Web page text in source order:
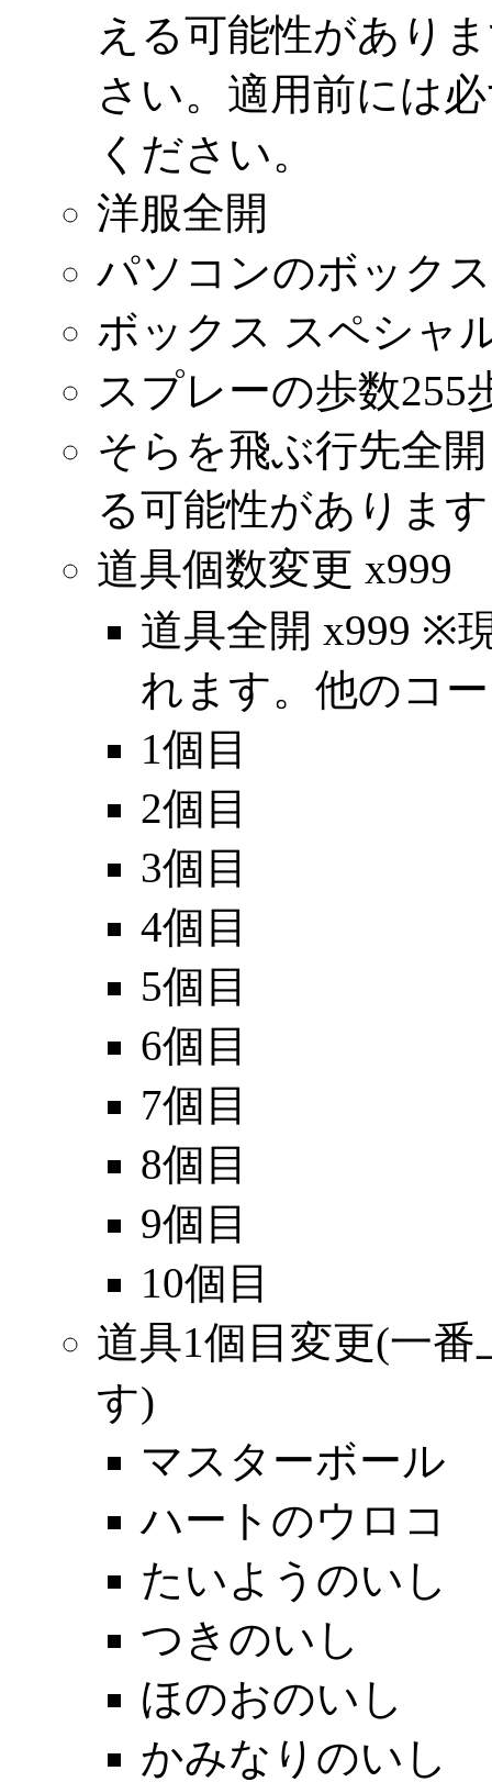
える可能性があり
さい。適用前には
ください。
洋服全開
パソコンのボック
ボックス スペシャ
スプレーの歩数255
そらを飛ぶ行先全
る可能性があります
道具個数変更 x999
道具全開 x999 ※
れます。他のコ
1個目
2個目
3個目
4個目
5個目
6個目
7個目
8個目
9個目
10個目
道具1個目変更(一
す)
マスターボール
ハートのウロコ
たいようのいし
つきのいし
ほのおのいし
かみなりのいし